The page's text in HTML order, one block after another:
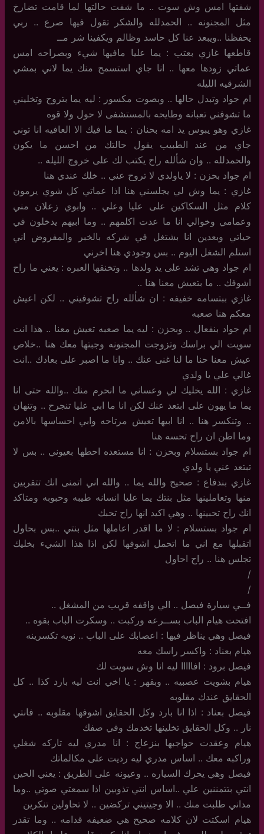
شفتها امس وش سوت .. ما شفت حالتها لما قامت تضارخ
مثل المجنونه .. الحمدلله والشكر تقول فيها صرع .. ربي
يحفظنا ..ويبعد عنا كل حاسد وظالم ويكفينا شر مــ
قاطعها غازي بعتب : يما عليا مافيها شيء وبصراحه امس
عماتي زودها معها .. انا جاي استسمح منك يما لاني بمشي
الشرقيه الليله
ام جواد وتبدل حالها .. وبصوت مكسور : ليه يما بتروح وتخليني
ما تشوفني تعبانه وطايحه بالمستشفى لا حول ولا قوه
غازي وهو يبوس يد امه بحنان : يما ما فيك الا العافيه انا توني
جاي من عند الطبيب يقول حالتك من احسن ما يكون
والحمدلله .. وان شألله راح يكتب لك على خروج الليله ..
ام جواد بحزن : لا ياولدي لا تروح عني .. خلك عندي هنا
غازي : يما وش لي يجلسني هنا اذا عماتي كل شوي يرمون
كلام مثل السكاكين على عليا وعلي .. وابوي زعلان مني
وعمامي وخوالي انا ما عدت اكلمهم .. وما ابيهم يدخلون في
حياتي وبعدين انا بشتغل في شركه بالخبر والمفروض اني
استلم الشغل اليوم .. بس وجودي هنا اخرني
ام جواد وهي تشد على يد ولدها .. وتخنقها العبره : يعني ما راح
اشوفك .. ما بتعيش معنا هنا ..
غازي ببتسامه خفيفه : ان شألله راح تشوفيني .. لكن اعيش
معكم هنا صعبه
ام جواد بنفعال .. وبحزن : ليه يما صعبه تعيش معنا .. هذا انت
سويت الي براسك وتزوجت المجنونه وجبتها معك هنا ..خلاص
عيش معنا حنا ما لنا غنى عنك .. وانا ما اصبر على بعادك ..انت
غالي علي يا ولدي
غازي : الله يخليك لي وعساني ما انحرم منك ..والله حتى انا
يما ما يهون على ابتعد عنك لكن انا ما ابي عليا تنجرح .. وتنهان
.. وتنكسر هنا .. انا ابيها تعيش مرتاحه وابي احساسها بالامن
وما اظن ان راح تحسه هنا
ام جواد بستسلام وبحزن : انا مستعده احطها بعيوني .. بس لا
تبتعد عني يا ولدي
غازي بندفاع : صحيح والله يما .. والله اني اتمنى انك تتقربين
منها وتعاملينها مثل بنتك يما عليا انسانه طيبه وحبوبه ومتاكد
انك راح تحبينها .. وهي اكيد انها راح تحبك
ام جواد بستسلام : لا ما اقدر اعاملها مثل بنتي ..بس بحاول
اتقبلها مع اني ما اتحمل اشوفها لكن اذا هذا الشيء بخليك
تجلس هنا .. راح احاول
/
/
فــي سيارة فيصل .. الي واقفه قريب من المشغل ..
افتحت هيام الباب بســرعه وركبت .. وسكرت الباب بقوه ..
فيصل وهي يناظر فيها : اعصابك على الباب .. نويه تكسرينه
هيام بعناد : واكسر راسك معه
فيصل برود : افااااا ليه انا وش سويت لك
هيام بشويت عصبيه .. وبقهر : يا اخي انت ليه بارد كذا .. كل
الحقايق عندك مقلوبه
فيصل بعناد : اذا انا بارد وكل الحقايق اشوفها مقلوبه .. فانتي
نار .. وكل الحقايق تخلينها تخدمك وفي صفك
هيام وعقدت حواجبها بنزعاج : انا مدري ليه تاركه شغلي
وراكبه معك .. اساس مدري ليه رديت على مكالماتك
فيصل وهي يحرك السياره .. وعيونه على الطريق : يعني الحين
انتي بتتمننين علي ..اساس انتي تذوبين اذا سمعتي صوتي ..وما
مداني طلبت منك .. الا وجيتيني تركضين .. لا تحاولين تنكرين
هيام اسكتت لان كلامه صحيح هي ضعيفه قدامه .. وما تقدر